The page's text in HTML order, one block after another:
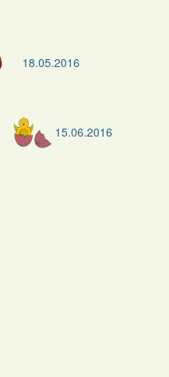
18.05.2016
15.06.2016